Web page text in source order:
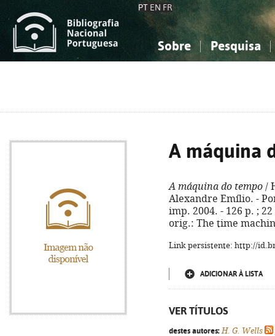
PT EN FR
Sobre Pesquisa
A máquina
A máquina do tempo /
Alexandre Emílio. -
imp. 2004. - 126 p. ;
orig.: The time
Link persistente: http://
ADICIONAR À LISTA
VER TÍTULOS
destes autores: H. G. Wells